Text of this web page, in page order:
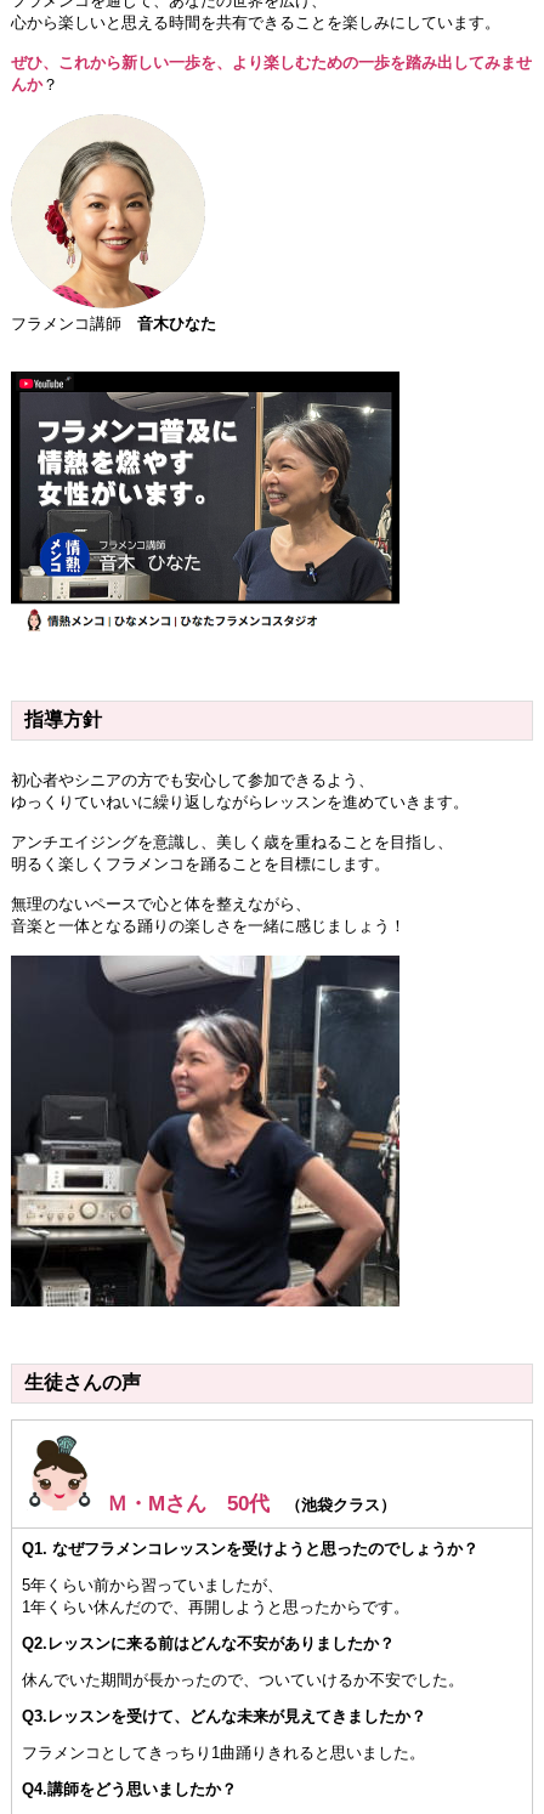
心から楽しいと思える時間を共有できることを楽しみにしています。
ぜひ、これから新しい一歩を、より楽しむための一歩を踏み出してみませ
んか？
フラメンコ講師音木ひなた
指導方針
初心者やシニアの方でも安心して参加できるよう、
ゆっくりていねいに繰り返しながらレッスンを進めていきます。
アンチエイジングを意識し、美しく歳を重ねることを目指し、
明るく楽しくフラメンコを踊ることを目標にします。
無理のないペースで心と体を整えながら、
音楽と一体となる踊りの楽しさを一緒に感じましょう！
生徒さんの声
Ｍ・Mさん 50代（池袋クラス）
Q1. なぜフラメンコレッスンを受けようと思ったのでしょうか？
5年くらい前から習っていましたが、
1年くらい休んだので、再開しようと思ったからです。
Q2.レッスンに来る前はどんな不安がありましたか？
休んでいた期間が長かったので、ついていけるか不安でした。
Q3.レッスンを受けて、どんな未来が見えてきましたか？
フラメンコとしてきっちり1曲踊りきれると思いました。
Q4.講師をどう思いましたか？